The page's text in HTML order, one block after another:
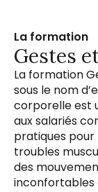
La formation
Gestes
La formation
sous le nom
corporelle est
aux salariés
pratiques pour
troubles
des
inconfortables